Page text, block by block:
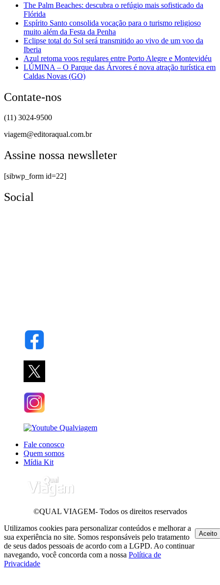
The Palm Beaches: descubra o refúgio mais sofisticado da
Flórida
Espírito Santo consolida vocação para o turismo religioso
muito além da Festa da Penha
Eclipse total do Sol será transmitido ao vivo de um voo da
Iberia
Azul retoma voos regulares entre Porto Alegre e Montevidéu
LÚMINA – O Parque das Árvores é nova atração turística em
Caldas Novas (GO)
Contate-nos
(11) 3024-9500
viagem@editoraqual.com.br
Assine nossa newslleter
[sibwp_form id=22]
Social
Fale conosco
Quem somos
Mídia Kit
©QUAL VIAGEM- Todos os direitos reservados
Utilizamos cookies para personalizar conteúdos e melhorar a
sua experiência no site. Somos responsáveis pelo tratamento
de seus dados pessoais de acordo com a LGPD. Ao continuar
navegando, você concorda com a nossa Política de
Privacidade
Aceito